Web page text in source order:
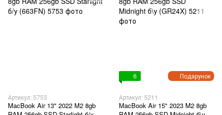
Артикул: 5753
MacBook Air 13" 2022 M2 8gb
Подарунок
6
Артикул: 5211
MacBook Air 15" 2023 M2 8gb